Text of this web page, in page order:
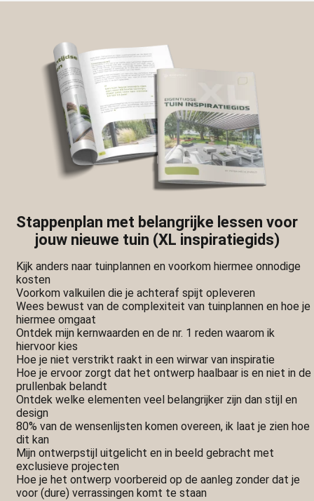
Stappenplan met belangrijke lessen voor
jouw nieuwe tuin (XL inspiratiegids)
Kijk anders naar tuinplannen en voorkom hiermee onnodige
kosten
Voorkom valkuilen die je achteraf spijt opleveren
Wees bewust van de complexiteit van tuinplannen en hoe je
hiermee omgaat
Ontdek mijn kernwaarden en de nr. 1 reden waarom ik
hiervoor kies
Hoe je niet verstrikt raakt in een wirwar van inspiratie
Hoe je ervoor zorgt dat het ontwerp haalbaar is en niet in de
prullenbak belandt
Ontdek welke elementen veel belangrijker zijn dan stijl en
design
80% van de wensenlijsten komen overeen, ik laat je zien hoe
dit kan
Mijn ontwerpstijl uitgelicht en in beeld gebracht met
exclusieve projecten
Hoe je het ontwerp voorbereid op de aanleg zonder dat je
voor (dure) verrassingen komt te staan